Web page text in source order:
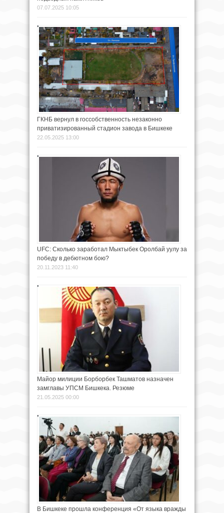
07.07.2025 10:05
ГКНБ вернул в госсобственность незаконно
приватизированный стадион завода в Бишкеке
22.05.2025 13:00
UFC: Сколько заработал Мыктыбек Оролбай уулу за
победу в дебютном бою?
20.11.2023 11:40
Майор милиции Борборбек Ташматов назначен
замглавы УПСМ Бишкека. Резюме
21.05.2025 00:00
В Бишкеке прошла конференция «От языка вражды